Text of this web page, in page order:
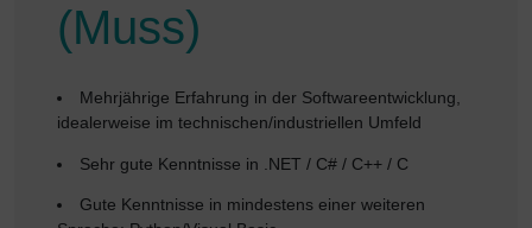
(Muss)
Mehrjährige Erfahrung in der Softwareentwicklung,
idealerweise im technischen/industriellen Umfeld
Sehr gute Kenntnisse in .NET / C# / C++ / C
Gute Kenntnisse in mindestens einer weiteren